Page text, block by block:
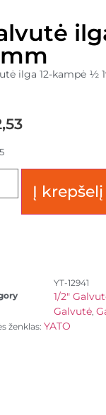
ilga 12-kampė ½
Į krepšelį
YT-12941
1/2"
Galvutė,
ženklas: YATO